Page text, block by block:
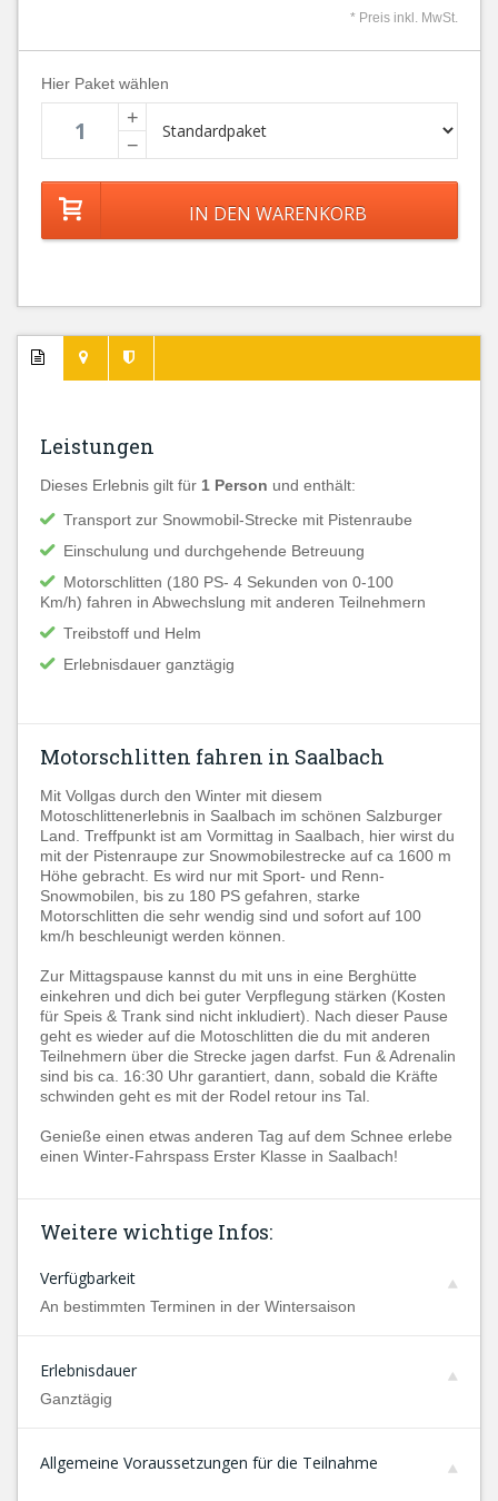
* Preis inkl. MwSt.
Hier Paket wählen
+
−
Leistungen
Dieses Erlebnis gilt für 1 Person und enthält:
Transport zur Snowmobil-Strecke mit Pistenraube
Einschulung und durchgehende Betreuung
Motorschlitten (180 PS- 4 Sekunden von 0-100
Km/h) fahren in Abwechslung mit anderen Teilnehmern
Treibstoff und Helm
Erlebnisdauer ganztägig
Motorschlitten fahren in Saalbach
Mit Vollgas durch den Winter mit diesem
Motoschlittenerlebnis in Saalbach im schönen Salzburger
Land. Treffpunkt ist am Vormittag in Saalbach, hier wirst du
mit der Pistenraupe zur Snowmobilestrecke auf ca 1600 m
Höhe gebracht. Es wird nur mit Sport- und Renn-
Snowmobilen, bis zu 180 PS gefahren, starke
Motorschlitten die sehr wendig sind und sofort auf 100
km/h beschleunigt werden können.
Zur Mittagspause kannst du mit uns in eine Berghütte
einkehren und dich bei guter Verpflegung stärken (Kosten
für Speis & Trank sind nicht inkludiert). Nach dieser Pause
geht es wieder auf die Motoschlitten die du mit anderen
Teilnehmern über die Strecke jagen darfst. Fun & Adrenalin
sind bis ca. 16:30 Uhr garantiert, dann, sobald die Kräfte
schwinden geht es mit der Rodel retour ins Tal.
Genieße einen etwas anderen Tag auf dem Schnee erlebe
einen Winter-Fahrspass Erster Klasse in Saalbach!
Weitere wichtige Infos:
Verfügbarkeit
An bestimmten Terminen in der Wintersaison
Erlebnisdauer
Ganztägig
Allgemeine Voraussetzungen für die Teilnahme